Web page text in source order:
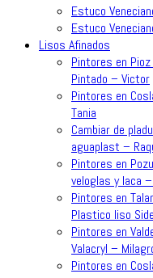
Estuco
Estuco
Lisos Afinados
Pintores en
Pintado – Victor
Pintores en
Tania
Cambiar de
aguaplast –
Pintores en
veloglas y laca
Pintores en
Plastico liso
Pintores en
Valacryl –
Pintores en